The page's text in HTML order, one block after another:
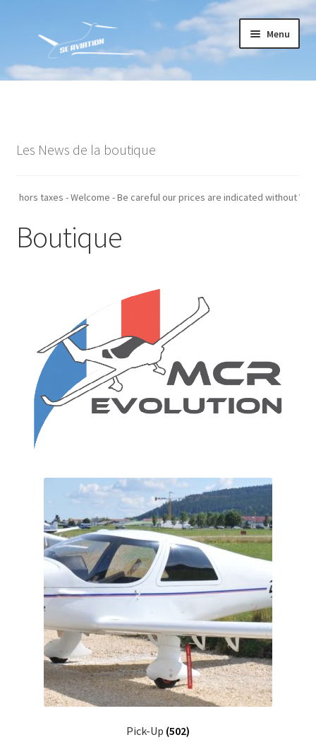
la
navigation
contenu
Menu
Accueil
Conditions générales de vente
Mon compte
Paiement
Recommandations techniques
Les News de la boutique
indiqués hors taxes - Welcome - Be careful our prices are indicated
Boutique
Pick-Up (502)